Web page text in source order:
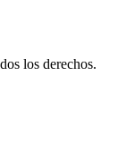
los derechos.